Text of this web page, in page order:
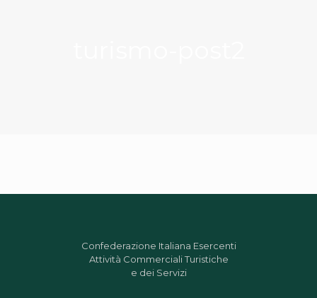
Confederazione Italiana Esercenti
Attività Commerciali Turistiche
e dei Servizi